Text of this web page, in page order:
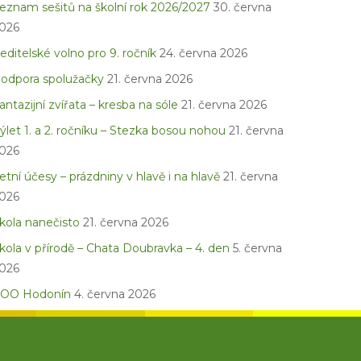
sešitů na školní rok 2026/2027 30. června
volno pro 9. ročník 24. června 2026
spolužačky 21. června 2026
zvířata – kresba na sóle 21. června 2026
1. a 2. ročníku – Stezka bosou nohou 21. června
účesy – prázdniny v hlavě i na hlavě 21. června
nanečisto 21. června 2026
v přírodě – Chata Doubravka – 4. den 5. června
Hodonín 4. června 2026